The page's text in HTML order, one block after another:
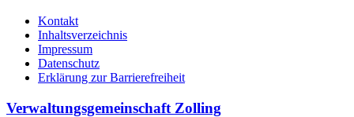
Kontakt
Inhaltsverzeichnis
Impressum
Datenschutz
Erklärung zur Barrierefreiheit
Verwaltungsgemeinschaft Zolling